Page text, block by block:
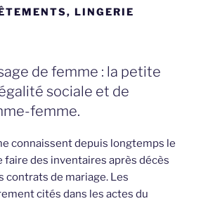
LINGERIE
de femme : la petite
sociale et de
femme.
connaissent depuis longtemps le
faire des inventaires après décès
contrats de mariage. Les
cités dans les actes du